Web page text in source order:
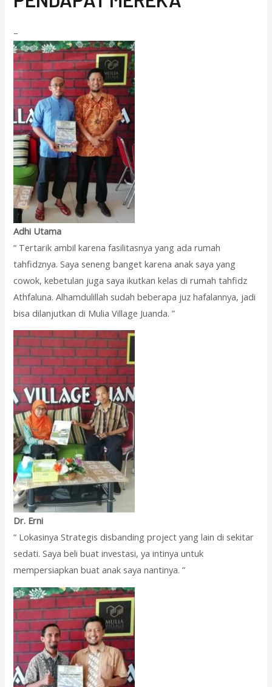
–
Adhi Utama
“ Tertarik ambil karena fasilitasnya yang ada rumah
tahfidznya. Saya seneng banget karena anak saya yang
cowok, kebetulan juga saya ikutkan kelas di rumah tahfidz
Athfaluna. Alhamdulillah sudah beberapa juz hafalannya, jadi
bisa dilanjutkan di Mulia Village Juanda. ”
Dr. Erni
“ Lokasinya Strategis disbanding project yang lain di sekitar
sedati. Saya beli buat investasi, ya intinya untuk
mempersiapkan buat anak saya nantinya. ”